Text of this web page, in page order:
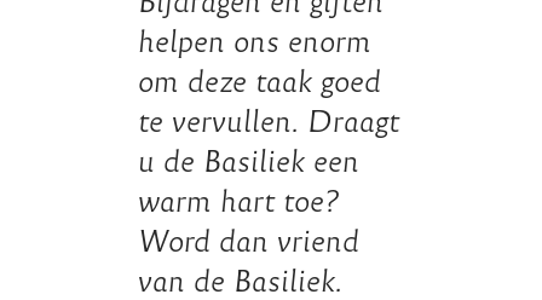
helpen ons enorm
om deze taak goed
te vervullen. Draagt
u de Basiliek een
warm hart toe?
Word dan vriend
van de Basiliek.